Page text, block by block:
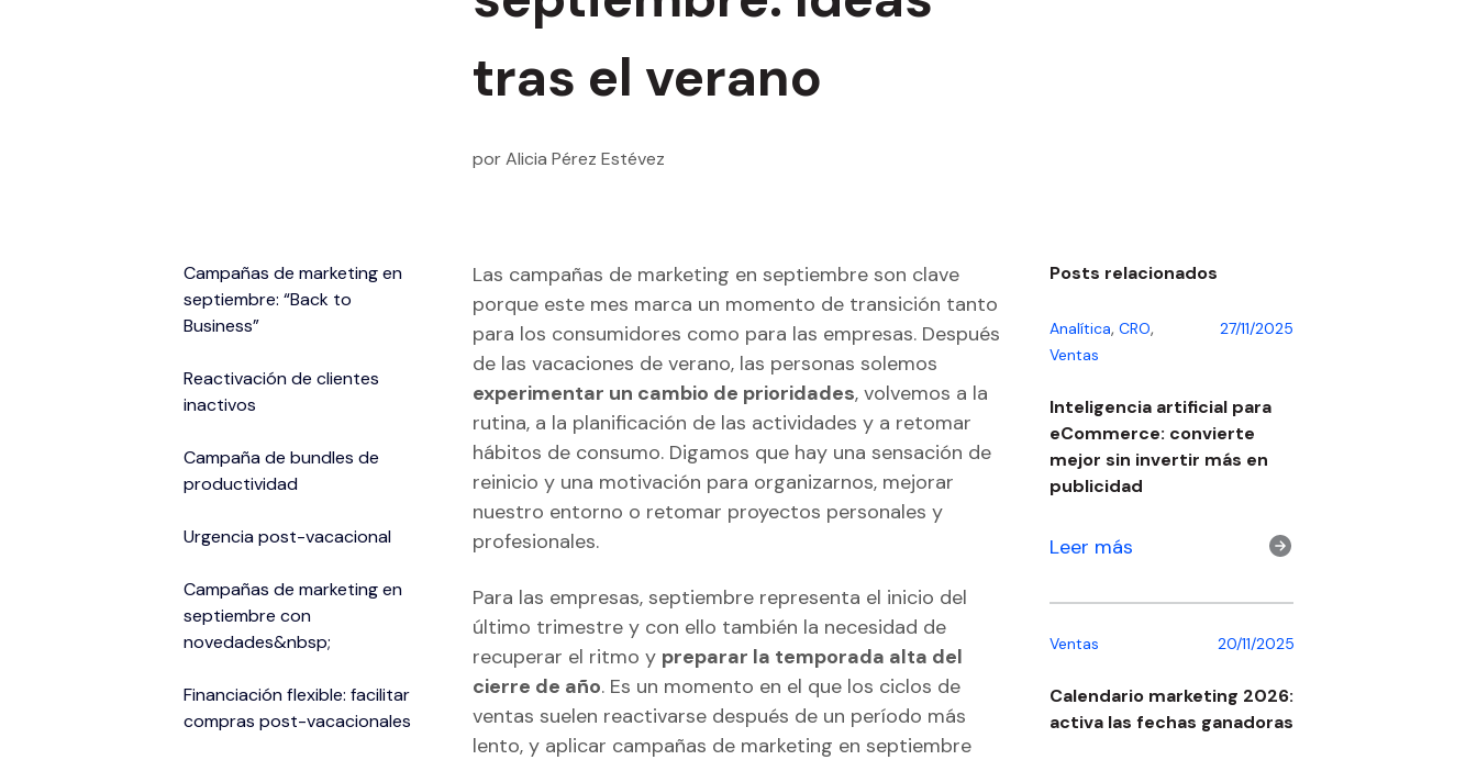
tras el verano
por Alicia Pérez Estévez
Campañas de marketing en
septiembre: “Back to
Business”
Reactivación de clientes
inactivos
Campaña de bundles de
productividad
Urgencia post-vacacional
Campañas de marketing en
septiembre con
novedades&nbsp;
Financiación flexible: facilitar
compras post-vacacionales
Las campañas de marketing en septiembre son clave
porque este mes marca un momento de transición tanto
para los consumidores como para las empresas. Después
de las vacaciones de verano, las personas solemos
experimentar un cambio de prioridades, volvemos a la
rutina, a la planificación de las actividades y a retomar
hábitos de consumo. Digamos que hay una sensación de
reinicio y una motivación para organizarnos, mejorar
nuestro entorno o retomar proyectos personales y
profesionales.
Para las empresas, septiembre representa el inicio del
último trimestre y con ello también la necesidad de
recuperar el ritmo y preparar la temporada alta del
cierre de año. Es un momento en el que los ciclos de
ventas suelen reactivarse después de un período más
lento, y aplicar campañas de marketing en septiembre
Posts relacionados
Analítica, CRO,
Ventas
27/11/2025
Inteligencia artificial para
eCommerce: convierte
mejor sin invertir más en
publicidad
Leer más
Ventas 20/11/2025
Calendario marketing 2026:
activa las fechas ganadoras